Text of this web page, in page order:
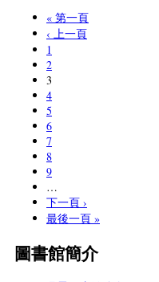
« 第一頁
‹ 上一頁
1
2
3
4
5
6
7
8
9
…
下一頁 ›
最後一頁 »
圖書館簡介